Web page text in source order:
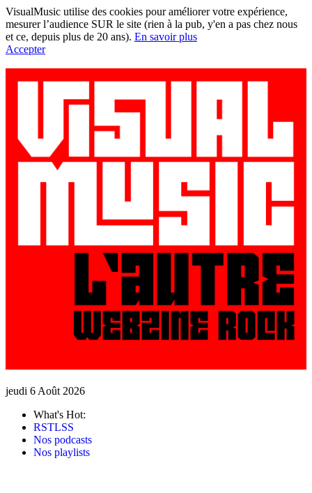
VisualMusic utilise des cookies pour améliorer votre expérience,
mesurer l’audience SUR le site (rien à la pub, y'en a pas chez nous
et ce, depuis plus de 20 ans). En savoir plus
Accepter
jeudi 6 Août 2026
What's Hot:
RSTLSS
Nos podcasts
Nos playlists